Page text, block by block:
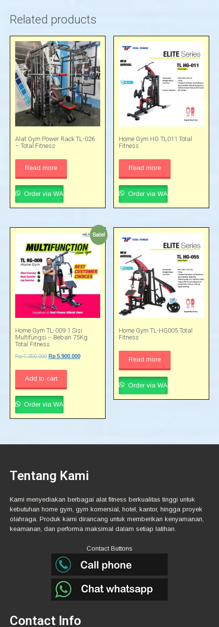
Related products
Alat Gym Power Rack TL-026
– Total Fitness
Read more
Order via WA
Home Gym HG TL011 Total
Fitness
Read more
Order via WA
Sale!
Home Gym TL-009 1 Sisi
Multifungsi – Beban 75Kg
Total Fitness
Rp7.350.000 Rp5.900.000
Add to cart
Order via WA
Home Gym TL-HG005 Total
Fitness
Read more
Order via WA
Tentang Kami
Kami menyediakan berbagai alat fitness berkualitas tinggi untuk
kebutuhan home gym, gym komersial, hotel, kantor, hingga proyek
olahraga. Produk kami dirancang untuk memberikan kenyamanan,
keamanan, dan performa maksimal dalam setiap latihan.
Contact Buttons
Contact Info